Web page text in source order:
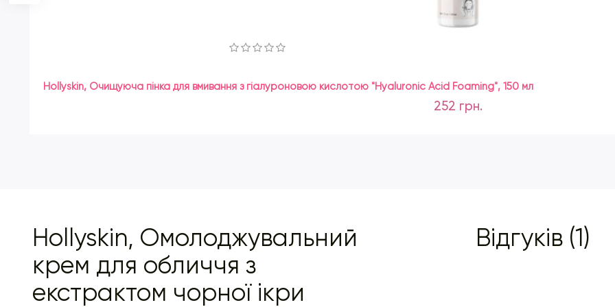
Hollyskin, Очищуюча пінка для вмивання з гіалуроновою кислотою "Hyaluronic Acid Foaming", 150 мл
252 грн.
Hollyskin, Омолоджувальний
крем для обличчя з
екстрактом чорної ікри
Відгуків (1)